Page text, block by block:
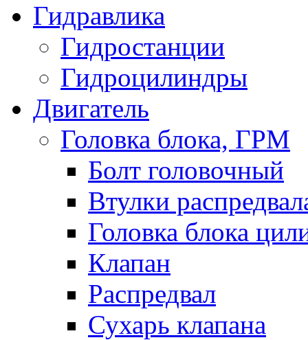
Гидравлика
Гидростанции
Гидроцилиндры
Двигатель
Головка блока, ГРМ
Болт головочный
Втулки
Головка блока
Клапан
Распредвал
Сухарь клапана